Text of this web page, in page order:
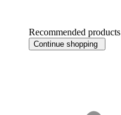
Recommended products
Continue shopping